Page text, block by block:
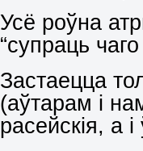
Усё роўна
“супраць
Застаецца
(аўтарам і
расейскія, а